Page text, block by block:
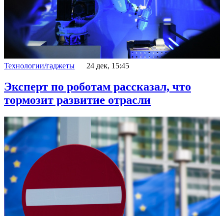
Технологии/гаджеты 24 дек, 15:45
Эксперт по роботам рассказал, что
тормозит развитие отрасли